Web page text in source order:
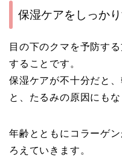
保湿ケアをしっか
目の下のクマを予防す
することです。
保湿ケアが不十分だと
と、たるみの原因にもな
年齢とともにコラーゲ
ろえていきます。